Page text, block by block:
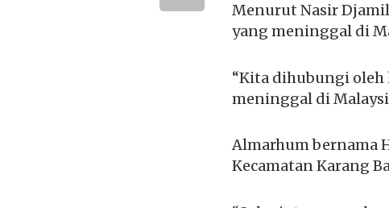
Menurut Nasir
yang meninggal di
“Kita dihubungi oleh
meninggal di
Almarhum bernama
Kecamatan Karang